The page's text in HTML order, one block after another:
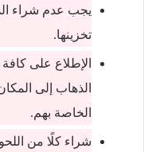
يجب عدم شراء
تخزينها.
الإطلاع على
الذهاب إلى
الخاصة بهم.
شراء كلًا من